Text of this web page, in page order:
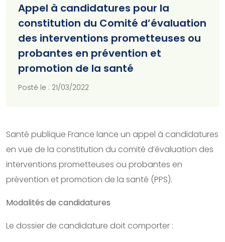
Appel à candidatures pour la
constitution du Comité d’évaluation
des interventions prometteuses ou
probantes en prévention et
promotion de la santé
Posté le : 21/03/2022
Santé publique France lance un appel à candidatures
en vue de la constitution du comité d’évaluation des
interventions prometteuses ou probantes en
prévention et promotion de la santé (PPS).
Modalités de candidatures
Le dossier de candidature doit comporter :